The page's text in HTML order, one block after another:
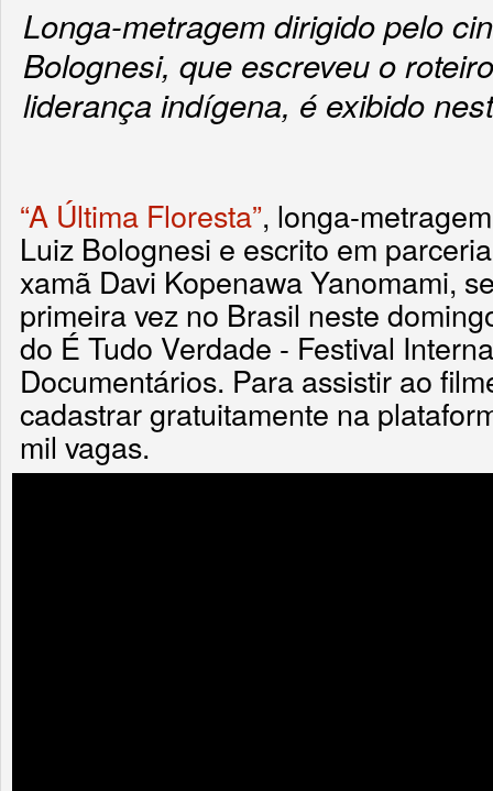
Longa-metragem dirigido pelo
Bolognesi, que escreveu o
liderança indígena, é exibido
“A Última Floresta”, longa-
Luiz Bolognesi e escrito em
xamã Davi Kopenawa Yanomami,
primeira vez no Brasil neste
do É Tudo Verdade - Festival
Documentários. Para assistir ao
cadastrar gratuitamente na
mil vagas.